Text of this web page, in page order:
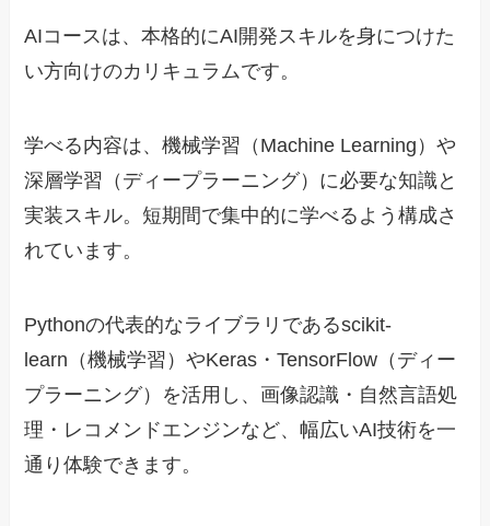
AIコースは、本格的にAI開発スキルを身につけた
い方向けのカリキュラムです。
学べる内容は、機械学習（Machine Learning）や
深層学習（ディープラーニング）に必要な知識と
実装スキル。短期間で集中的に学べるよう構成さ
れています。
Pythonの代表的なライブラリであるscikit-
learn（機械学習）やKeras・TensorFlow（ディー
プラーニング）を活用し、画像認識・自然言語処
理・レコメンドエンジンなど、幅広いAI技術を一
通り体験できます。